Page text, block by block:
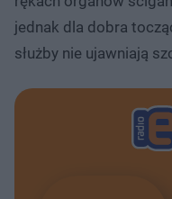
jednak dla dobra
służby nie ujawniają